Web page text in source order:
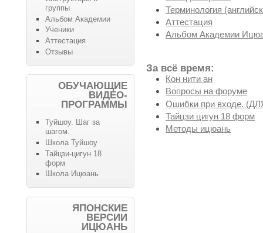
Терминология
Аттестация
Альбом Академии
За всё время:
Кон нити ан
Вопросы на форуме
Ошибки при входе.
Тайцзи цигун 18 форм
Методы ицюань
группы
Альбом Академии
Ученики
Аттестация
Отзывы
ОБУЧАЮЩИЕ
ВИДЕО-
ПРОГРАММЫ
Туйшоу. Шаг за
шагом.
Школа Туйшоу
Тайцзи-цигун 18
форм
Школа Ицюань
ЯПОНСКИЕ
ВЕРСИИ
ИЦЮАНЬ